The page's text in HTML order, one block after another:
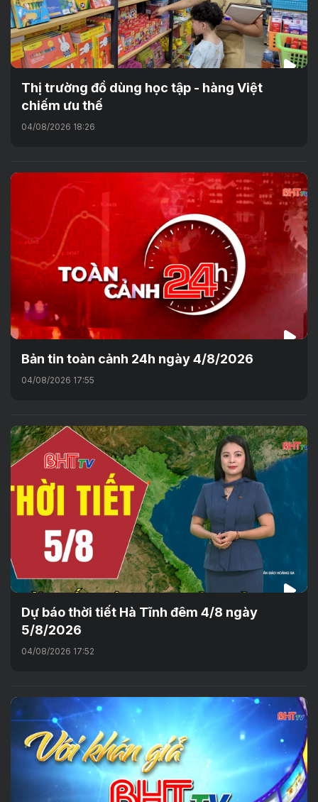
Thị trường đồ dùng học tập - hàng Việt
chiếm ưu thế
04/08/2026 18:26
Bản tin toàn cảnh 24h ngày 4/8/2026
04/08/2026 17:55
Dự báo thời tiết Hà Tĩnh đêm 4/8 ngày
5/8/2026
04/08/2026 17:52